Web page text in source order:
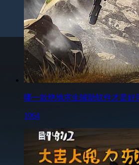
哪一款绝地求生辅助软件才是好
1064